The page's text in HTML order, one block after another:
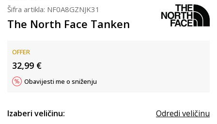
Šifra artikla: NF0A8GZNJK31
The North Face Tanken
OFFER
32,99 €
Obavijesti me o sniženju
Izaberi veličinu: Odredi veličinu